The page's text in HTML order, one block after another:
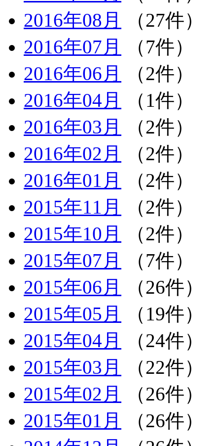
2016年08月
（27件）
2016年07月
（7件）
2016年06月
（2件）
2016年04月
（1件）
2016年03月
（2件）
2016年02月
（2件）
2016年01月
（2件）
2015年11月
（2件）
2015年10月
（2件）
2015年07月
（7件）
2015年06月
（26件）
2015年05月
（19件）
2015年04月
（24件）
2015年03月
（22件）
2015年02月
（26件）
2015年01月
（26件）